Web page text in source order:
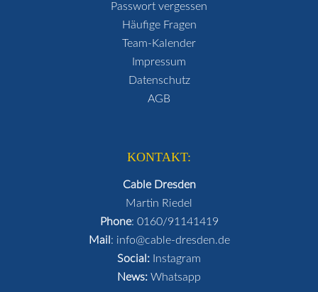
Passwort vergessen
Häufige Fragen
Team-Kalender
Impressum
Datenschutz
AGB
KONTAKT:
Cable Dresden
Martin Riedel
Phone: 0160/91141419
Mail : info@cable-dresden.de
Social: Instagram
News: Whatsapp